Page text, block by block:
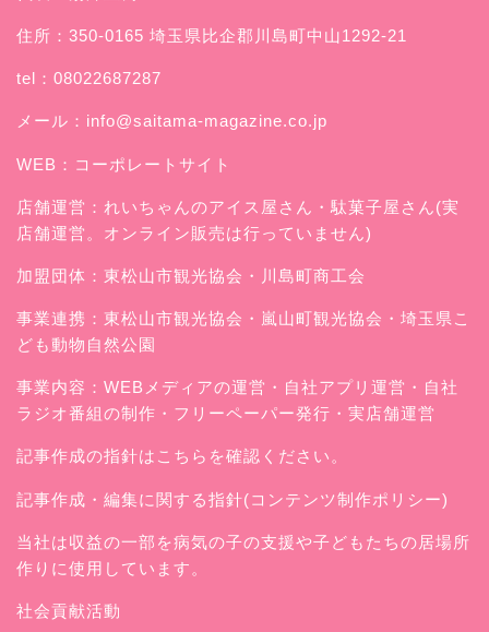
住所：350-0165 埼玉県比企郡川島町中山1292-21
tel：08022687287
メール： info@saitama-magazine.co.jp
WEB： コーポレートサイト
店舗運営： れいちゃんのアイス屋さん ・駄菓子屋さん(実
店舗運営。オンライン販売は行っていません)
加盟団体：東松山市観光協会・川島町商工会
事業連携：東松山市観光協会・嵐山町観光協会・埼玉県こ
ども動物自然公園
事業内容：WEBメディアの運営・自社アプリ運営・自社
ラジオ番組の制作・フリーペーパー発行・実店舗運営
記事作成の指針はこちらを確認ください。
記事作成・編集に関する指針(コンテンツ制作ポリシー)
当社は収益の一部を病気の子の支援や子どもたちの居場所
作りに使用しています。
社会貢献活動